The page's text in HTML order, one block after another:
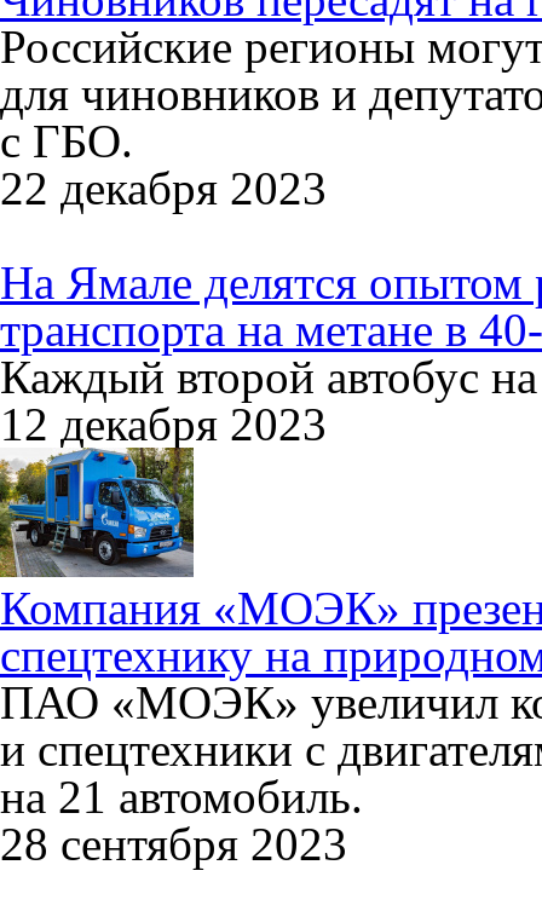
Российские регионы
для чиновников и
с ГБО.
22 декабря 2023
На Ямале делятся опытом
транспорта на метане в
Каждый второй автобус
12 декабря 2023
Компания «МОЭК»
спецтехнику на
ПАО «МОЭК» увеличил
и спецтехники с
на 21 автомобиль.
28 сентября 2023